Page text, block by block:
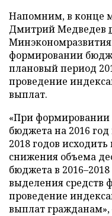
Напомним, в конце
Дмитрий Медведев
формировании
плановый период
проведение
выплат.
«При формировании
бюджета на 2016
2018 годов
снижения объема
бюджета в
выделения средств
проведение
выплат гражданам»,